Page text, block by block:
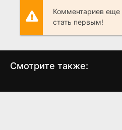
Комментариев
стать первым!
Смотрите также:
Призрак в комнате